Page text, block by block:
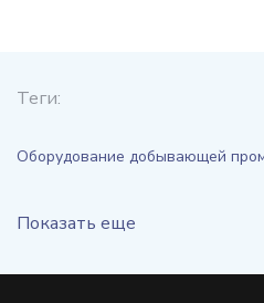
Теги:
Оборудование добывающей
Показать еще